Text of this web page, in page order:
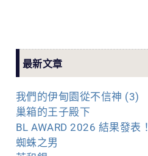
最新文章
我們的伊甸園從不信神 (3)
巢箱的王子殿下
BL AWARD 2026 結果發表！
蜘蛛之男